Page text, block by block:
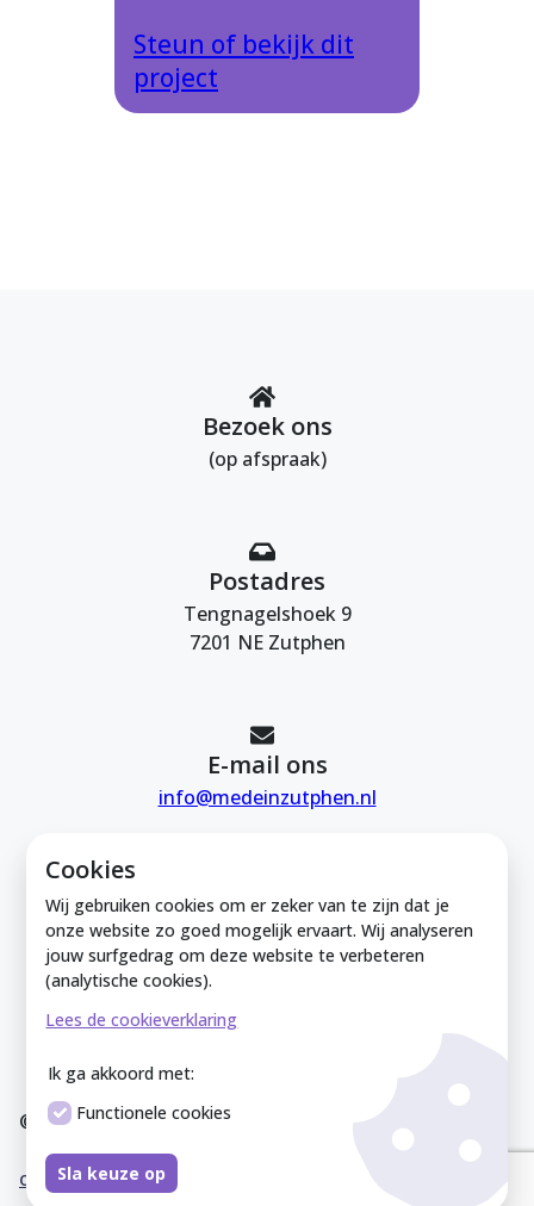
Cookies
Wij gebruiken cookies om er zeker van te zijn dat je
onze website zo goed mogelijk ervaart. Wij analyseren
jouw surfgedrag om deze website te verbeteren
(analytische cookies).
Lees de cookieverklaring
Ik ga akkoord met:
Functionele cookies
Sla keuze op
Steun of bekijk dit
project
Bezoek ons
(op afspraak)
Postadres
Tengnagelshoek 9
7201 NE Zutphen
E-mail ons
info@medeinzutphen.nl
Mede in Zutphen is onderdeel van de
Zutphense Uitdaging. KVK Zutphense
Uitdaging: 08212926
© Mede In Zutphen 2025
Disclaimer
Privacyverklaring
okieverklaring